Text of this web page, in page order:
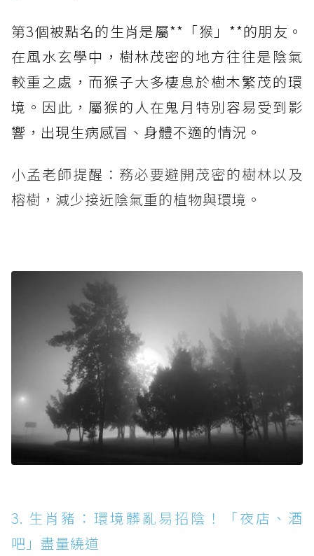
第3個被點名的生肖是屬**「猴」**的朋友。
在風水玄學中，樹林茂密的地方往往是陰氣
較重之處，而猴子大多棲息於樹木繁茂的環
境。因此，屬猴的人在鬼月特別容易受到影
響，出現生病感冒、身體不適的情況。
小孟老師提醒：務必要避開茂密的樹林以及
榕樹，減少接近陰氣重的植物與環境。
3. 生肖豬：環境髒亂易招陰！「夜店、酒
吧」盡量繞道